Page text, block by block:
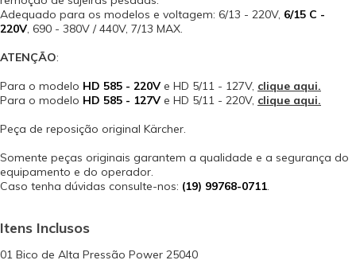
Adequado para os modelos e voltagem: 6/13 - 220V, 6/15 C -
220V, 690 - 380V / 440V, 7/13 MAX.
ATENÇÃO:
Para o modelo HD 585 - 220V e HD 5/11 - 127V, clique aqui.
Para o modelo HD 585 - 127V e HD 5/11 - 220V, clique aqui.
Peça de reposição original Kärcher.
Somente peças originais garantem a qualidade e a segurança do
equipamento e do operador.
Caso tenha dúvidas consulte-nos: (19) 99768-0711.
Itens Inclusos
01 Bico de Alta Pressão Power 25040